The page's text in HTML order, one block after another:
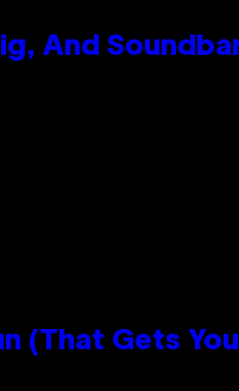
And
(That Gets